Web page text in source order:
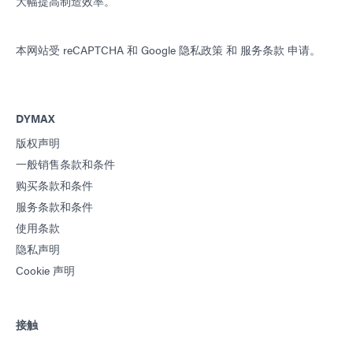
本网站受 reCAPTCHA 和 Google 隐私政策 和 服务条款 申请。
DYMAX
版权声明
一般销售条款和条件
购买条款和条件
服务条款和条件
使用条款
隐私声明
Cookie 声明
接触